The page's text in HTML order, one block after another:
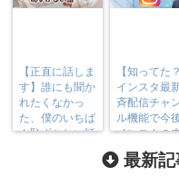
【正直に話しま
す】誰にも聞か
れたくなかっ
た、僕のいちば
ん恥ずかしい話
【知ってた
インスタ最
斉配信チャ
ル機能で今
インスタの
が一気に激
最新記